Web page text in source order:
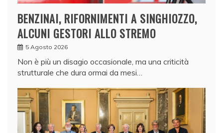
BENZINAI, RIFORNIMENTI A SINGHIOZZO,
ALCUNI GESTORI ALLO STREMO
5 Agosto 2026
Non è più un disagio occasionale, ma una criticità
strutturale che dura ormai da mesi…